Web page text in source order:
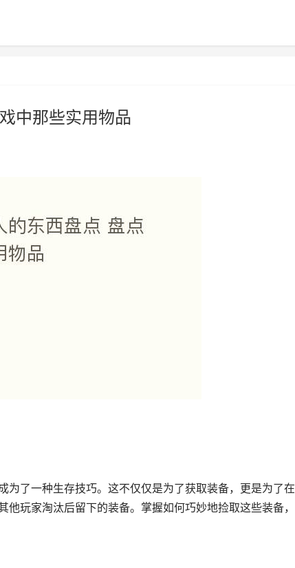
中那些实用物品
为了一种生存技巧。这不仅仅是为了获取装备，更是为了在
玩家淘汰后留下的装备。掌握如何巧妙地捡取这些装备，